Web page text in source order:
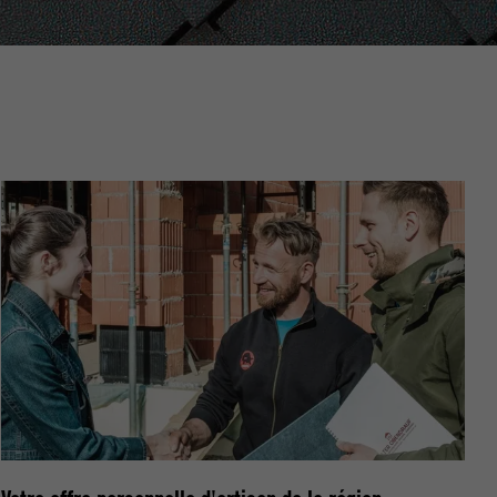
cookies. Ne